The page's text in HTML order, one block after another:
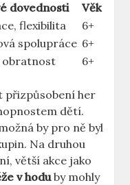
dovednosti
Věk
flexibilita
6+
spolupráce 6+
obratnost 6+
přizpůsobení her
dětí.
by pro ně byl
Na druhou
větší akce jako
v hoduby mohly